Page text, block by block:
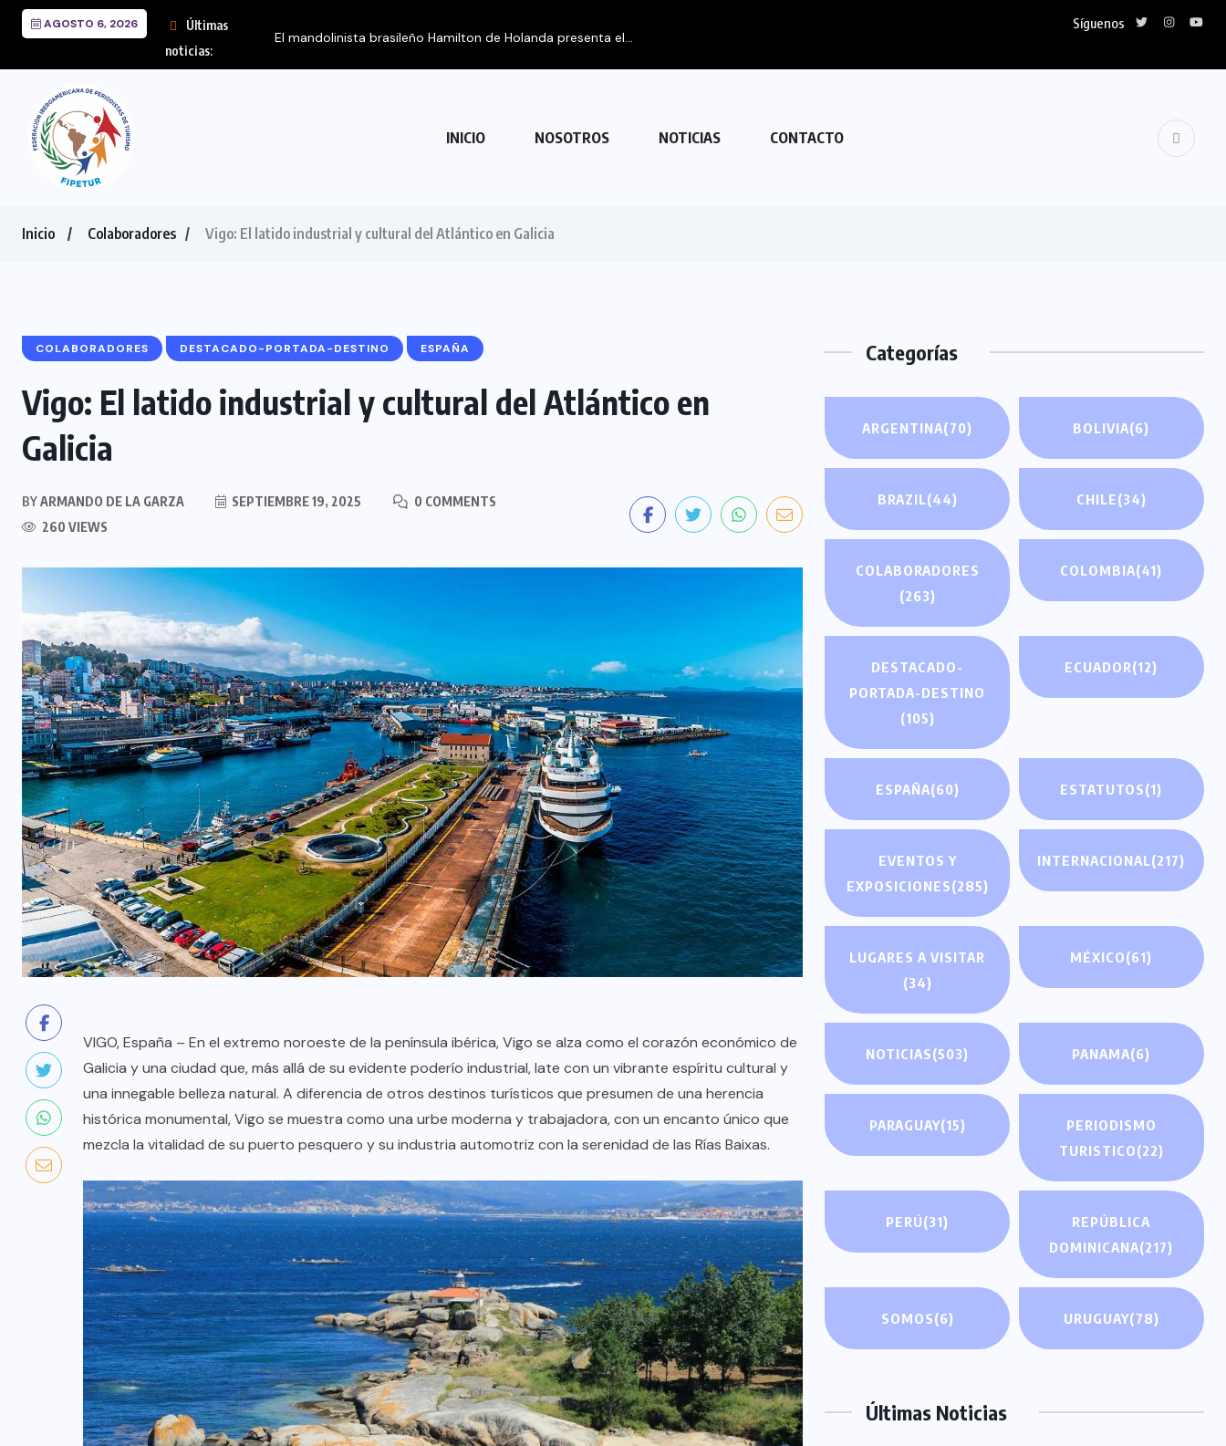
AGOSTO 6, 2026
Últimas
noticias:
El mandolinista brasileño Hamilton de Holanda presenta el...
Síguenos
INICIO NOSOTROS NOTICIAS CONTACTO
Inicio Colaboradores Vigo: El latido industrial y cultural del Atlántico en Galicia
COLABORADORES DESTACADO-PORTADA-DESTINO ESPAÑA
Vigo: El latido industrial y cultural del Atlántico en
Galicia
BYARMANDO DE LA GARZA SEPTIEMBRE 19, 2025
0 COMMENTS
260 VIEWS
VIGO, España – En el extremo noroeste de la península ibérica, Vigo se alza como el corazón económico de
Galicia y una ciudad que, más allá de su evidente poderío industrial, late con un vibrante espíritu cultural y
una innegable belleza natural. A diferencia de otros destinos turísticos que presumen de una herencia
histórica monumental, Vigo se muestra como una urbe moderna y trabajadora, con un encanto único que
mezcla la vitalidad de su puerto pesquero y su industria automotriz con la serenidad de las Rías Baixas.
Categorías
ARGENTINA(70) BOLIVIA(6)
BRAZIL(44) CHILE(34)
COLABORADORES
(263)
COLOMBIA(41)
DESTACADO-
PORTADA-DESTINO
(105)
ECUADOR(12)
ESPAÑA(60) ESTATUTOS(1)
EVENTOS Y
EXPOSICIONES(285)
INTERNACIONAL(217)
LUGARES A VISITAR
(34)
MÉXICO(61)
NOTICIAS(503) PANAMA(6)
PARAGUAY(15)
PERIODISMO
TURISTICO(22)
PERÚ(31)
REPÚBLICA
DOMINICANA(217)
SOMOS(6) URUGUAY(78)
Últimas Noticias